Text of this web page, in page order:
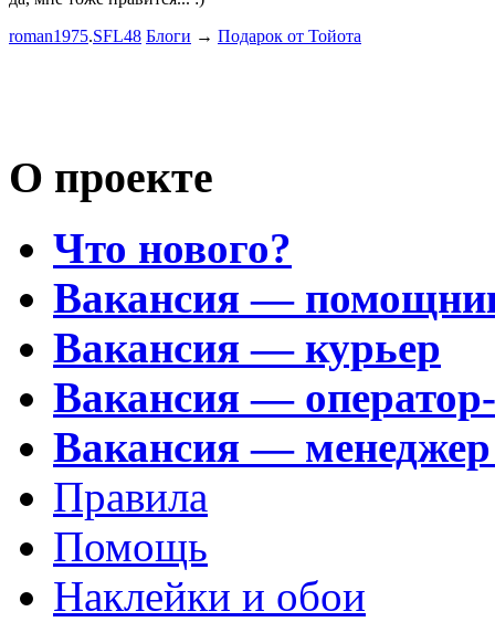
roman1975.SFL48 Блоги → Подарок от Тойота
О проекте
Что нового?
Вакансия —
Вакансия — курьер
Вакансия —
Вакансия —
Правила
Помощь
Наклейки и обои